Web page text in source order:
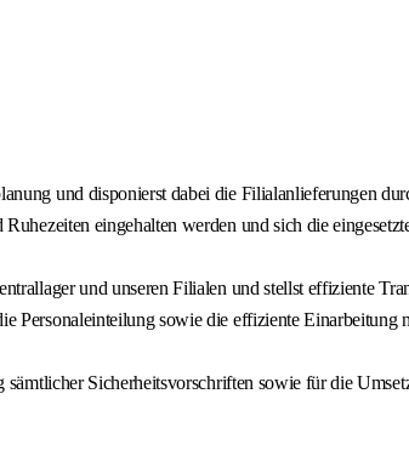
und disponierst dabei die Filialanlieferungen
eingehalten werden und sich die
und unseren Filialen und stellst effiziente
Personaleinteilung sowie die effiziente
Sicherheitsvorschriften sowie für die